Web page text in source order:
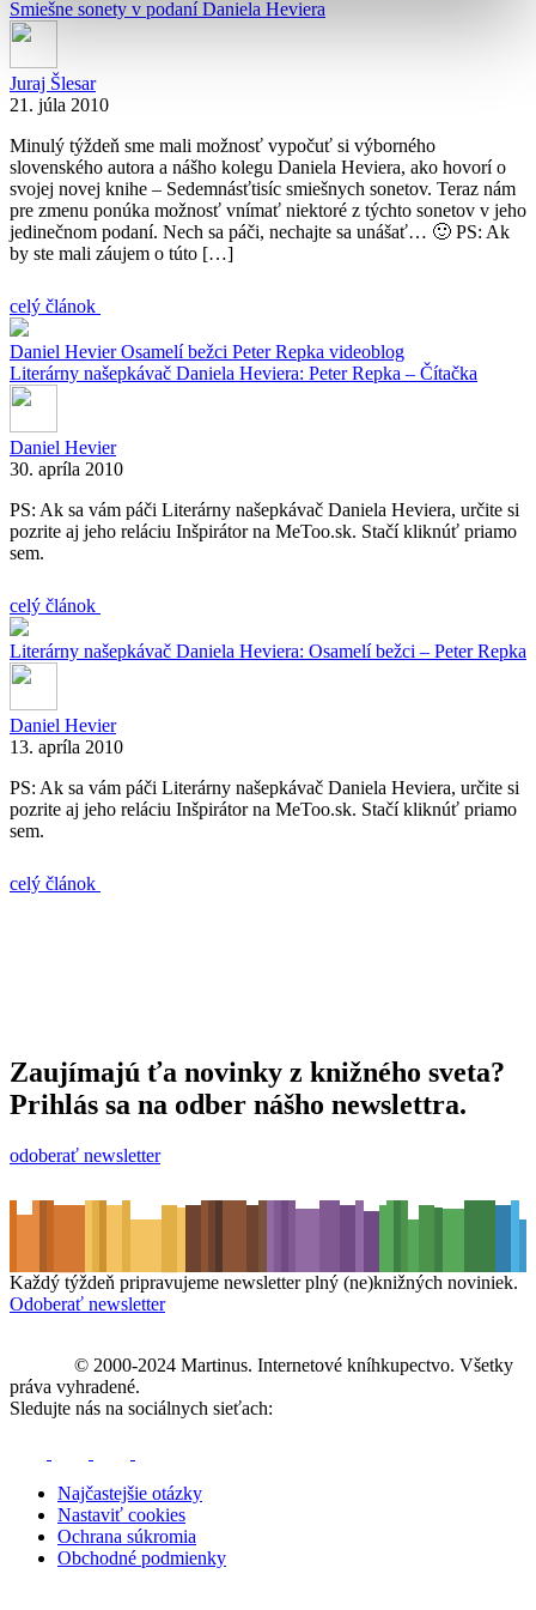
Smiešne sonety v podaní Daniela Heviera
Juraj Šlesar
21. júla 2010
Minulý týždeň sme mali možnosť vypočuť si výborného
slovenského autora a nášho kolegu Daniela Heviera, ako hovorí o
svojej novej knihe – Sedemnásťtisíc smiešnych sonetov. Teraz nám
pre zmenu ponúka možnosť vnímať niektoré z týchto sonetov v jeho
jedinečnom podaní. Nech sa páči, nechajte sa unášať… 🙂 PS: Ak
by ste mali záujem o túto […]
celý článok
Daniel HevierOsamelí bežci Peter Repka videoblog
Literárny našepkávač Daniela Heviera: Peter Repka – Čítačka
Daniel Hevier
30. apríla 2010
PS: Ak sa vám páči Literárny našepkávač Daniela Heviera, určite si
pozrite aj jeho reláciu Inšpirátor na MeToo.sk. Stačí kliknúť priamo
sem.
celý článok
Literárny našepkávač Daniela Heviera: Osamelí bežci – Peter Repka
Daniel Hevier
13. apríla 2010
PS: Ak sa vám páči Literárny našepkávač Daniela Heviera, určite si
pozrite aj jeho reláciu Inšpirátor na MeToo.sk. Stačí kliknúť priamo
sem.
celý článok
Zaujímajú ťa novinky z knižného sveta?
Prihlás sa na odber nášho newslettra.
odoberať newsletter
Každý týždeň pripravujeme newsletter plný (ne)knižných noviniek.
Odoberať newsletter
© 2000-2024 Martinus. Internetové kníhkupectvo. Všetky
práva vyhradené.
Sledujte nás na sociálnych sieťach:
Najčastejšie otázky
Nastaviť cookies
Ochrana súkromia
Obchodné podmienky